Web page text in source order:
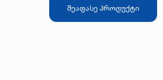
შეაფასე პროდუქტი